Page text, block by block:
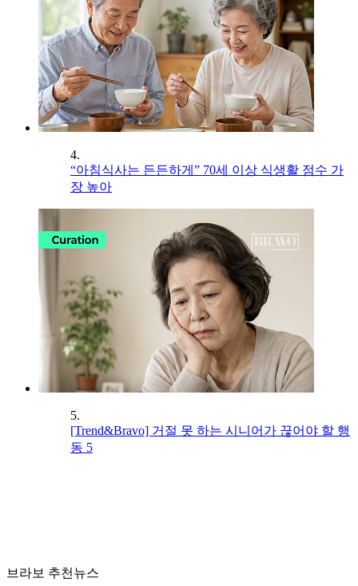
4.
“아침식사는 든든하게” 70세 이상 식생활 점수 가
장 높아
5.
[Trend&Bravo] 거절 못 하는 시니어가 끊어야 할 행
동 5
브라보 추천뉴스